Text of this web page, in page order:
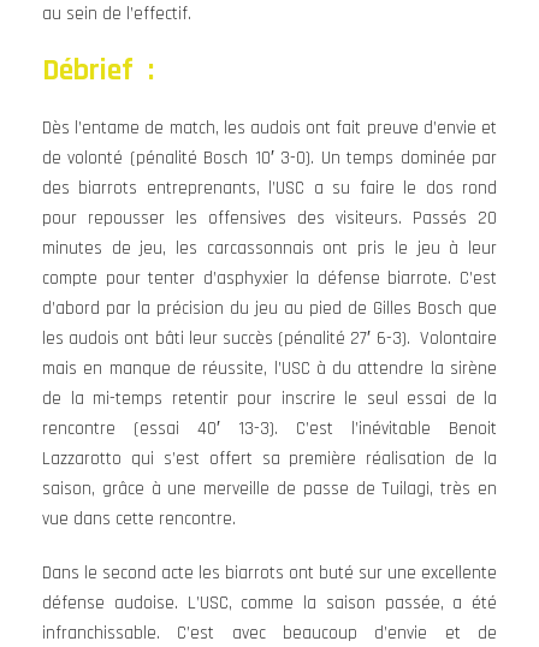
au sein de l’effectif.
Débrief :
Dès l’entame de match, les audois ont fait preuve d’envie et
de volonté (pénalité Bosch 10′ 3-0). Un temps dominée par
des biarrots entreprenants, l’USC a su faire le dos rond
pour repousser les offensives des visiteurs. Passés 20
minutes de jeu, les carcassonnais ont pris le jeu à leur
compte pour tenter d’asphyxier la défense biarrote. C’est
d’abord par la précision du jeu au pied de Gilles Bosch que
les audois ont bâti leur succès (pénalité 27′ 6-3). Volontaire
mais en manque de réussite, l’USC à du attendre la sirène
de la mi-temps retentir pour inscrire le seul essai de la
rencontre (essai 40′ 13-3). C’est l’inévitable Benoit
Lazzarotto qui s’est offert sa première réalisation de la
saison, grâce à une merveille de passe de Tuilagi, très en
vue dans cette rencontre.
Dans le second acte les biarrots ont buté sur une excellente
défense audoise. L’USC, comme la saison passée, a été
infranchissable. C’est avec beaucoup d’envie et de